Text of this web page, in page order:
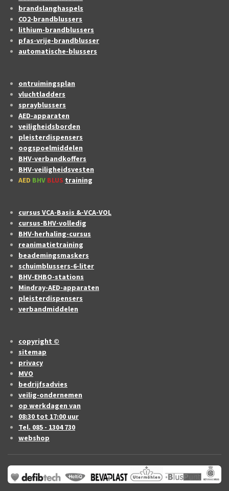
brandslanghaspels
CO2-brandblussers
lithium-brandblussers
pfas-vrije-brandblusser
automatische-blussers
ontruimingsplan
vluchtladders
sprayblussers
AED-apparaten
veiligheidsborden
pleisterdispensers
oogspoelmiddelen
BHV-verbandkoffers
BHV-veiligheidsvesten
AED BHV BLUS training
cursus VCA-Basis &-VCA-VOL
cursus-BHV-volledig
BHV-herhaling-cursus
reanimatietraining
beademingsmaskers
schuimblussers-6-liter
BHV-EHBO-stations
Mindray-AED-apparaten
pleisterdispensers
verbandmiddelen
copyright ©
sitemap
privacy
MVO
bedrijfsadvies
veilig-ondernemen
op werkdagen van
08:30 tot 17:00 uur
Tel. 085 - 1304 730
webshop